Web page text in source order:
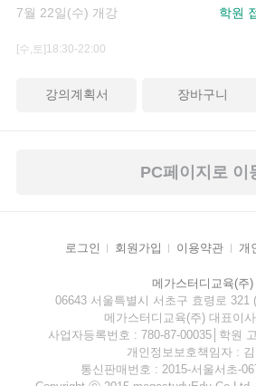
7월 22일(수) 개강 학원
[수,토]18:30-22:00
강의계획서 장바구니
PC페이지로 이
로그인 회원가입 이용약관 개
메가스터디교육(주)
06643 서울특별시 서초구 효령로 321
메가스터디교육(주) 대표이
사업자등록번호 : 780-87-00035│학원
개인정보보호책임자 :
통신판매번호 : 2015-서울서초-